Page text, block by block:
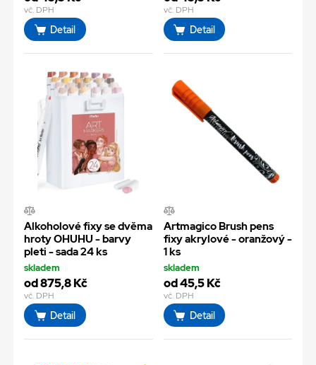
vč. DPH
Detail
vč. DPH
Detail
Alkoholové fixy se dvěma
hroty OHUHU - barvy
pleti - sada 24 ks
skladem
od 875,8 Kč
vč. DPH
Detail
Artmagico Brush pens
fixy akrylové - oranžový -
1 ks
skladem
od 45,5 Kč
vč. DPH
Detail